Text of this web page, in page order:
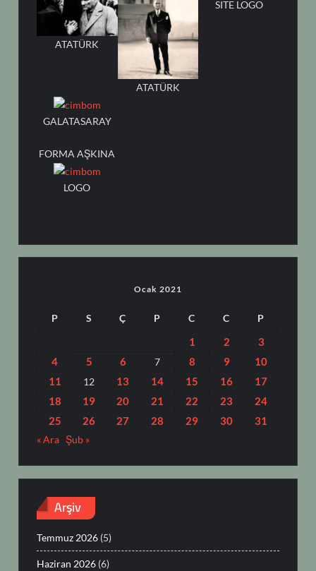
ATATÜRK
ATATÜRK
SITE LOGO
GALATASARAY
FORMA AŞKINA
LOGO
Ocak 2021
P S Ç P C C P
1 2
3
4
5 6 7 8 9
10
11
12 13 14 15 16
17
18
19 20 21 22 23
24
25
26 27 28 29 30 31
« Ara Şub »
Arşiv
Temmuz 2026 (5)
Haziran 2026 (6)